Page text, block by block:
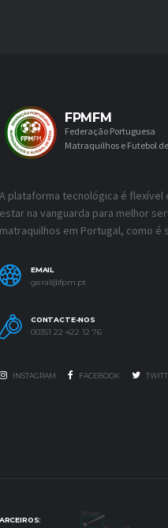
FPMFM
Federação Portuguesa
Matraquilhos e Futebol
A plataforma tecnológica é flexível
estar na vanguarda para melhor
matraquilhos em Portugal, como é
EMAIL
geral@fpm.pt
CONTACTE-NOS
00351 22 422 12 76
INSTAGRAM FACEBOOK